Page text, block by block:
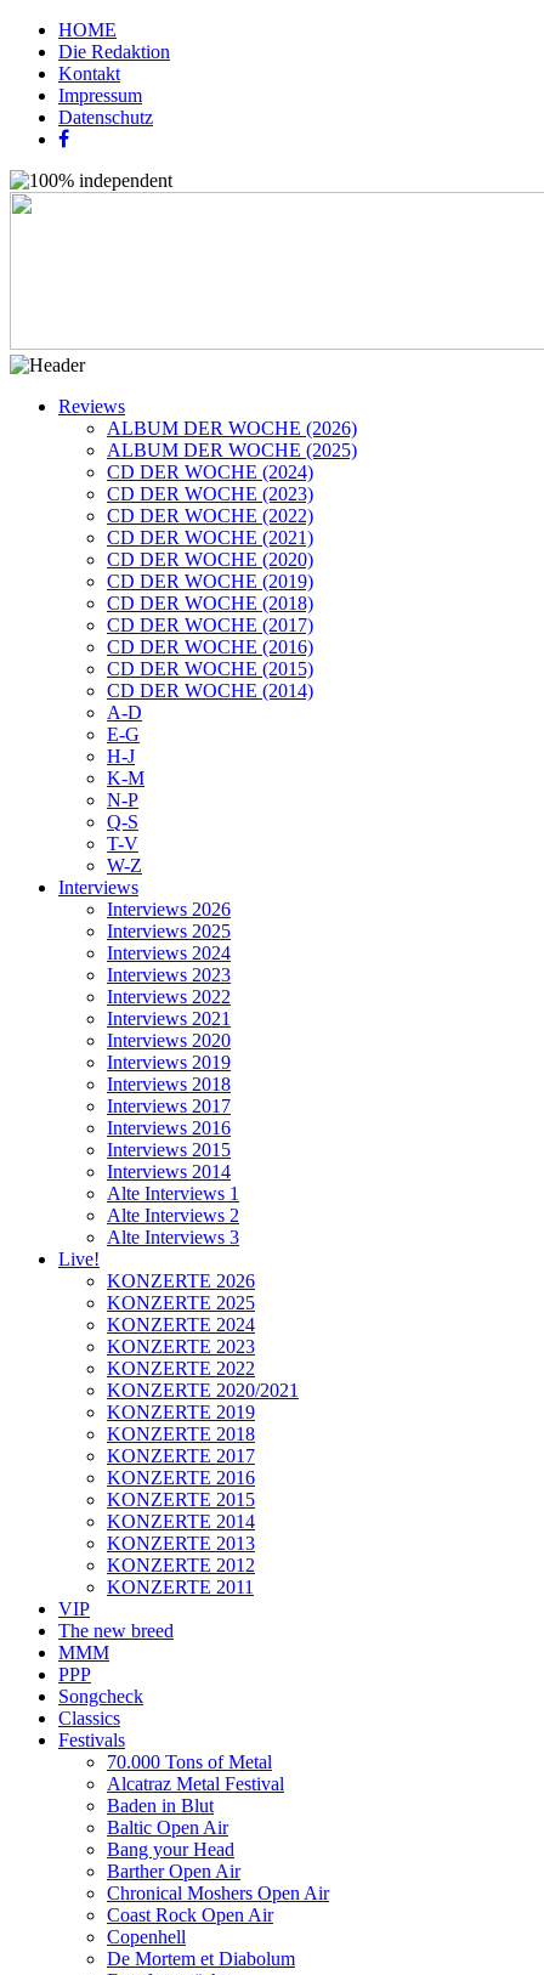
HOME
Die Redaktion
Kontakt
Impressum
Datenschutz
Reviews
ALBUM DER WOCHE (2026)
ALBUM DER WOCHE (2025)
CD DER WOCHE (2024)
CD DER WOCHE (2023)
CD DER WOCHE (2022)
CD DER WOCHE (2021)
CD DER WOCHE (2020)
CD DER WOCHE (2019)
CD DER WOCHE (2018)
CD DER WOCHE (2017)
CD DER WOCHE (2016)
CD DER WOCHE (2015)
CD DER WOCHE (2014)
A-D
E-G
H-J
K-M
N-P
Q-S
T-V
W-Z
Interviews
Interviews 2026
Interviews 2025
Interviews 2024
Interviews 2023
Interviews 2022
Interviews 2021
Interviews 2020
Interviews 2019
Interviews 2018
Interviews 2017
Interviews 2016
Interviews 2015
Interviews 2014
Alte Interviews 1
Alte Interviews 2
Alte Interviews 3
Live!
KONZERTE 2026
KONZERTE 2025
KONZERTE 2024
KONZERTE 2023
KONZERTE 2022
KONZERTE 2020/2021
KONZERTE 2019
KONZERTE 2018
KONZERTE 2017
KONZERTE 2016
KONZERTE 2015
KONZERTE 2014
KONZERTE 2013
KONZERTE 2012
KONZERTE 2011
VIP
The new breed
MMM
PPP
Songcheck
Classics
Festivals
70.000 Tons of Metal
Alcatraz Metal Festival
Baden in Blut
Baltic Open Air
Bang your Head
Barther Open Air
Chronical Moshers Open Air
Coast Rock Open Air
Copenhell
De Mortem et Diabolum